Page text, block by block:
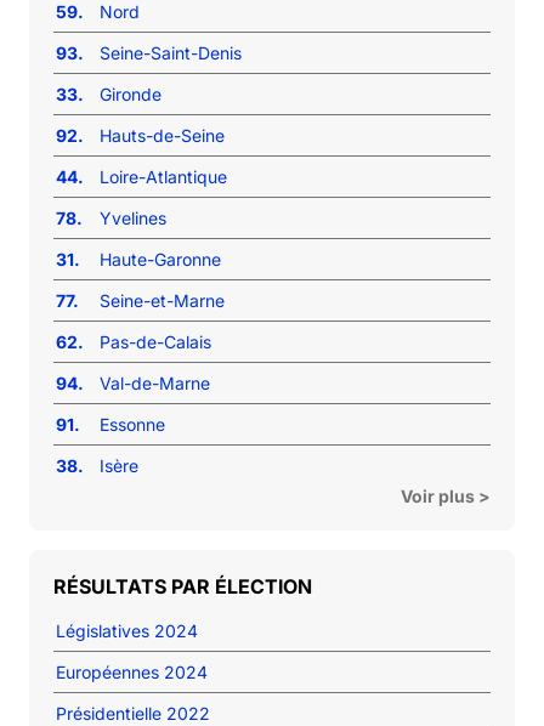
59.
Nord
93.
Seine-Saint-Denis
33.
Gironde
92.
Hauts-de-Seine
44.
Loire-Atlantique
78.
Yvelines
31.
Haute-Garonne
77.
Seine-et-Marne
62.
Pas-de-Calais
94.
Val-de-Marne
91.
Essonne
38.
Isère
Voir plus >
RÉSULTATS PAR ÉLECTION
Législatives 2024
Européennes 2024
Présidentielle 2022